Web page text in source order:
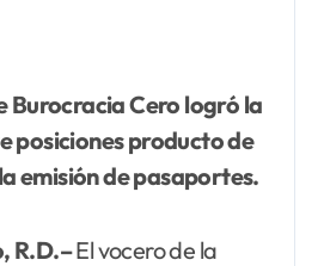
Burocracia Cero logró la
posiciones producto de
emisión de pasaportes.
R.D.–El vocero de la